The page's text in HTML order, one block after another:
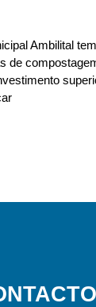
Ambilital
de